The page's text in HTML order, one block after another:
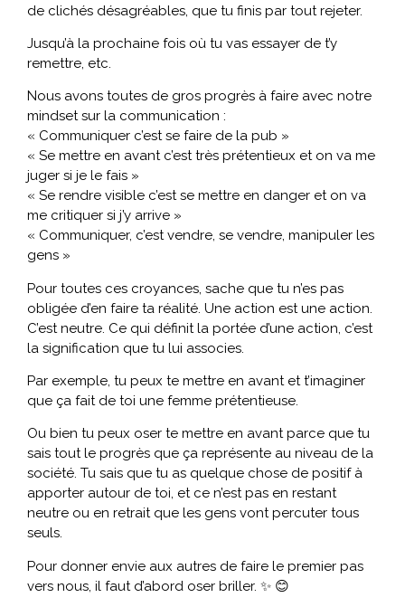
de clichés désagréables, que tu finis par tout rejeter.
Jusqu’à la prochaine fois où tu vas essayer de t’y
remettre, etc.
Nous avons toutes de gros progrès à faire avec notre
mindset sur la communication :
« Communiquer c’est se faire de la pub »
« Se mettre en avant c’est très prétentieux et on va me
juger si je le fais »
« Se rendre visible c’est se mettre en danger et on va
me critiquer si j’y arrive »
« Communiquer, c’est vendre, se vendre, manipuler les
gens »
Pour toutes ces croyances, sache que tu n’es pas
obligée d’en faire ta réalité. Une action est une action.
C’est neutre. Ce qui définit la portée d’une action, c’est
la signification que tu lui associes.
Par exemple, tu peux te mettre en avant et t’imaginer
que ça fait de toi une femme prétentieuse.
Ou bien tu peux oser te mettre en avant parce que tu
sais tout le progrès que ça représente au niveau de la
société. Tu sais que tu as quelque chose de positif à
apporter autour de toi, et ce n’est pas en restant
neutre ou en retrait que les gens vont percuter tous
seuls.
Pour donner envie aux autres de faire le premier pas
vers nous, il faut d’abord oser briller. ✨ 😊